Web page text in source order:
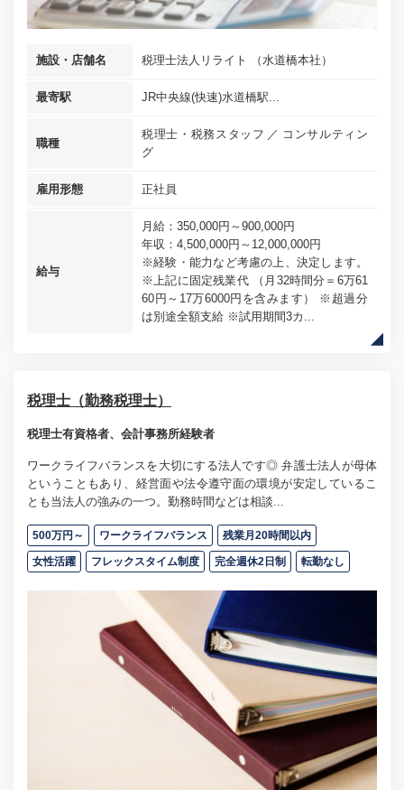
施設・店舗名 税理士法人リライト （水道橋本社）
最寄駅 JR中央線(快速)水道橋駅...
職種
税理士・税務スタッフ
コンサルティン
グ
雇用形態 正社員
給与
月給：350,000円～900,000円
年収：4,500,000円～12,000,000円
※経験・能力など考慮の上、決定します。
※上記に固定残業代 （月32時間分＝6万61
60円～17万6000円を含みます） ※超過分
は別途全額支給 ※試用期間3カ...
税理士（勤務税理士）
税理士有資格者、会計事務所経験者
ワークライフバランスを大切にする法人です◎ 弁護士法人が母体
ということもあり、経営面や法令遵守面の環境が安定しているこ
とも当法人の強みの一つ。勤務時間などは相談...
500万円～ ワークライフバランス 残業月20時間以内
女性活躍 フレックスタイム制度 完全週休2日制 転勤なし